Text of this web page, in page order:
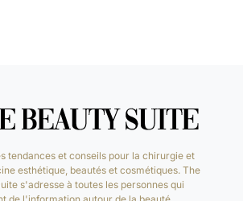
tendances et conseils pour la chirurgie et
esthétique, beautés et cosmétiques. The
s'adresse à toutes les personnes qui